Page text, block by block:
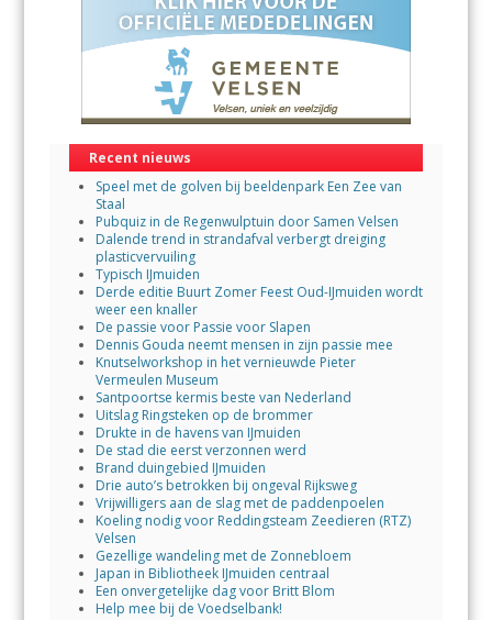
Recent nieuws
Speel met de golven bij beeldenpark Een Zee van
Staal
Pubquiz in de Regenwulptuin door Samen Velsen
Dalende trend in strandafval verbergt dreiging
plasticvervuiling
Typisch IJmuiden
Derde editie Buurt Zomer Feest Oud-IJmuiden wordt
weer een knaller
De passie voor Passie voor Slapen
Dennis Gouda neemt mensen in zijn passie mee
Knutselworkshop in het vernieuwde Pieter
Vermeulen Museum
Santpoortse kermis beste van Nederland
Uitslag Ringsteken op de brommer
Drukte in de havens van IJmuiden
De stad die eerst verzonnen werd
Brand duingebied IJmuiden
Drie auto’s betrokken bij ongeval Rijksweg
Vrijwilligers aan de slag met de paddenpoelen
Koeling nodig voor Reddingsteam Zeedieren (RTZ)
Velsen
Gezellige wandeling met de Zonnebloem
Japan in Bibliotheek IJmuiden centraal
Een onvergetelijke dag voor Britt Blom
Help mee bij de Voedselbank!